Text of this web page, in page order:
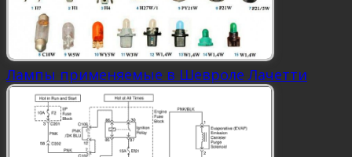
Лампы применяемые в Шевроле Лачетти